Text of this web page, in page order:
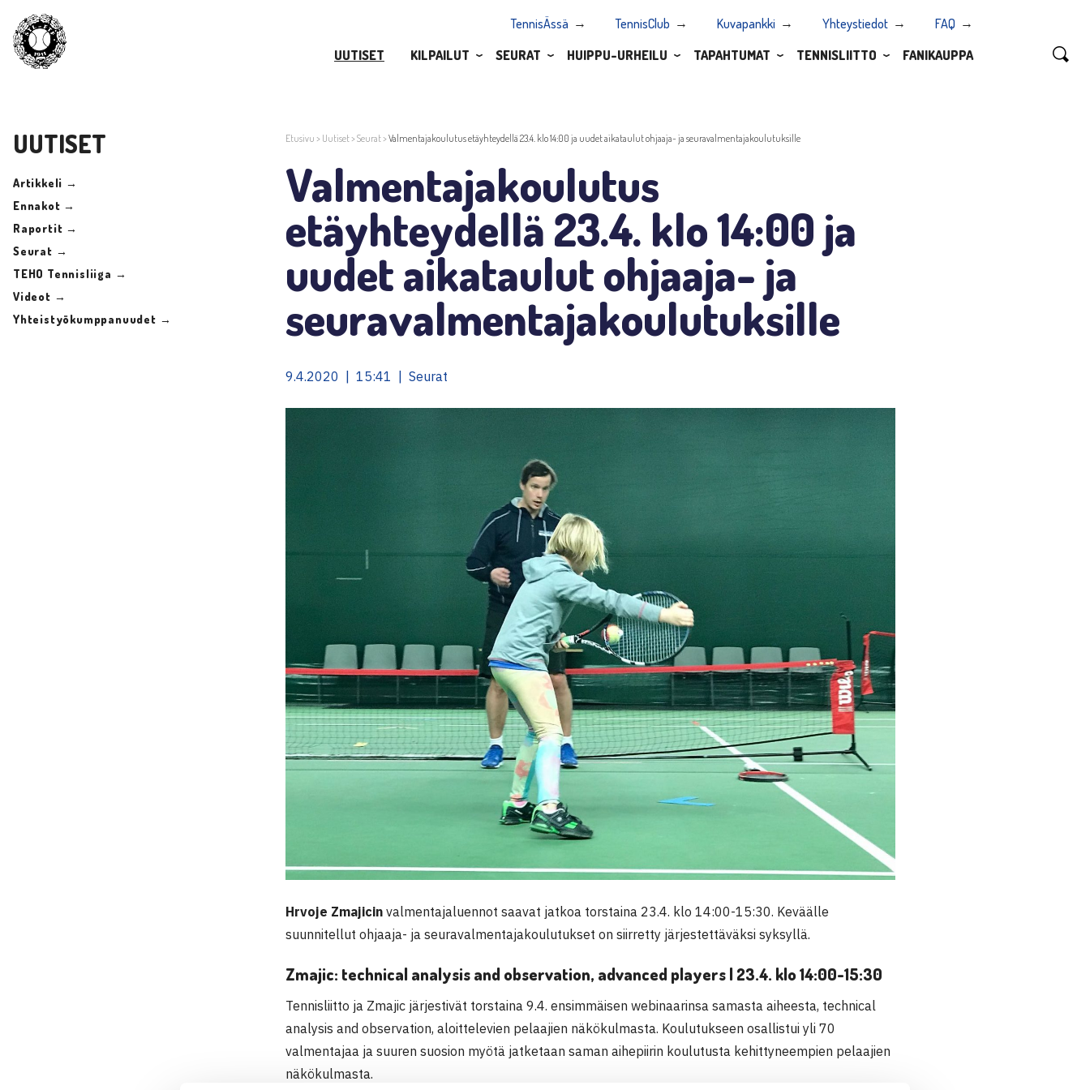
TennisÄssä TennisClub Kuvapankki Yhteystiedot
FAQ
UUTISET
KILPAILUT SEURAT HUIPPU-URHEILU TAPAHTUMAT TENNISLIITTO FANIKAUPPA
UUTISET
Artikkeli →
Ennakot →
Raportit →
Seurat →
TEHO Tennisliiga →
Videot →
Yhteistyökumppanuudet →
Etusivu > Uutiset>Seurat>Valmentajakoulutus etäyhteydellä 23.4. klo 14:00 ja uudet aikataulut ohjaaja- ja seuravalmentajakoulutuksille
Valmentajakoulutus
etäyhteydellä 23.4. klo 14:00 ja
uudet aikataulut ohjaaja- ja
seuravalmentajakoulutuksille
9.4.2020 | 15:41 | Seurat
Hrvoje Zmajicin valmentajaluennot saavat jatkoa torstaina 23.4. klo 14:00-15:30. Keväälle
suunnitellut ohjaaja- ja seuravalmentajakoulutukset on siirretty järjestettäväksi syksyllä.
Zmajic: technical analysis and observation, advanced players | 23.4. klo 14:00-15:30
Tennisliitto ja Zmajic järjestivät torstaina 9.4. ensimmäisen webinaarinsa samasta aiheesta, technical
analysis and observation, aloittelevien pelaajien näkökulmasta. Koulutukseen osallistui yli 70
valmentajaa ja suuren suosion myötä jatketaan saman aihepiirin koulutusta kehittyneempien pelaajien
näkökulmasta.